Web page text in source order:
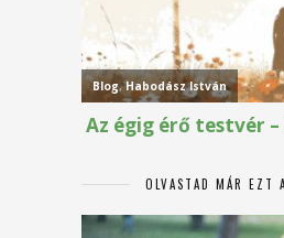
OLVASTAD MÁR EZT